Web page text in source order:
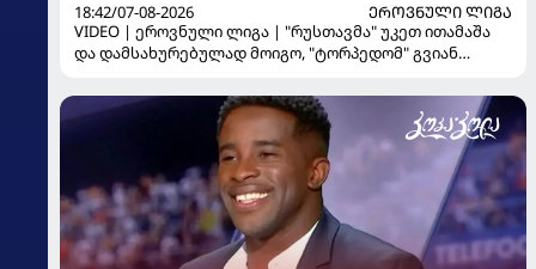
18:42/07-08-2026
ᲔᲠᲝᲕᲜᲣᲚᲘ ᲚᲘᲒᲐ
VIDEO | ეროვნული ლიგა | "რუსთავმა" უკეთ ითამაშა
და დამსახურებულად მოიგო, "ტორპედომ" გვიან